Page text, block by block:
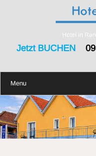
Hotel in
Jetzt BUCHEN
Menu